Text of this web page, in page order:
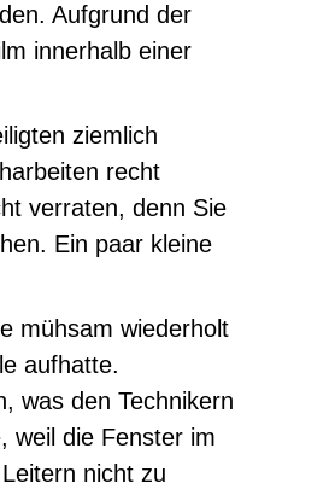
Aufgrund der
innerhalb einer
ziemlich
recht
verraten, denn Sie
Ein paar kleine
mühsam wiederholt
aufhatte.
was den Technikern
weil die Fenster im
nicht zu